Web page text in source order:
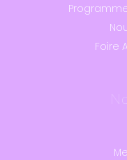
Foire